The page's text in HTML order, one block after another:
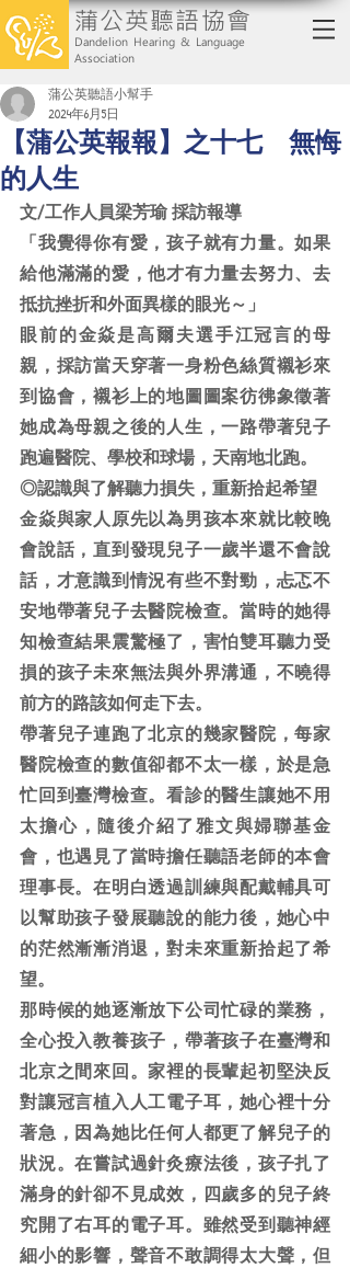
蒲公英聽語協會
Dandelion Hearing & Language
Association
【蒲公英報報】之十七 無悔
的人生
蒲公英聽語小幫手
2024年6月5日
文/工作人員梁芳瑜 採訪報導
「我覺得你有愛，孩子就有力量。如果
給他滿滿的愛，他才有力量去努力、去
抵抗挫折和外面異樣的眼光～」
眼前的金焱是高爾夫選手江冠言的母
親，採訪當天穿著一身粉色絲質襯衫來
到協會，襯衫上的地圖圖案彷彿象徵著
她成為母親之後的人生，一路帶著兒子
跑遍醫院、學校和球場，天南地北跑。
◎認識與了解聽力損失，重新拾起希望
金焱與家人原先以為男孩本來就比較晚
會說話，直到發現兒子一歲半還不會說
話，才意識到情況有些不對勁，忐忑不
安地帶著兒子去醫院檢查。當時的她得
知檢查結果震驚極了，害怕雙耳聽力受
損的孩子未來無法與外界溝通，不曉得
前方的路該如何走下去。
帶著兒子連跑了北京的幾家醫院，每家
醫院檢查的數值卻都不太一樣，於是急
忙回到臺灣檢查。看診的醫生讓她不用
太擔心，隨後介紹了雅文與婦聯基金
會，也遇見了當時擔任聽語老師的本會
理事長。在明白透過訓練與配戴輔具可
以幫助孩子發展聽說的能力後，她心中
的茫然漸漸消退，對未來重新拾起了希
望。
那時候的她逐漸放下公司忙碌的業務，
全心投入教養孩子，帶著孩子在臺灣和
北京之間來回。家裡的長輩起初堅決反
對讓冠言植入人工電子耳，她心裡十分
著急，因為她比任何人都更了解兒子的
狀況。在嘗試過針灸療法後，孩子扎了
滿身的針卻不見成效，四歲多的兒子終
究開了右耳的電子耳。雖然受到聽神經
細小的影響，聲音不敢調得太大聲，但